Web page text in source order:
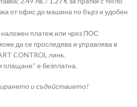
от офис до машина по бърз и удобен
платеж или чрез ПОС
да се проследява и управлява в
CONTROL линк.
плащане“ е безплатна.
и съдействието!